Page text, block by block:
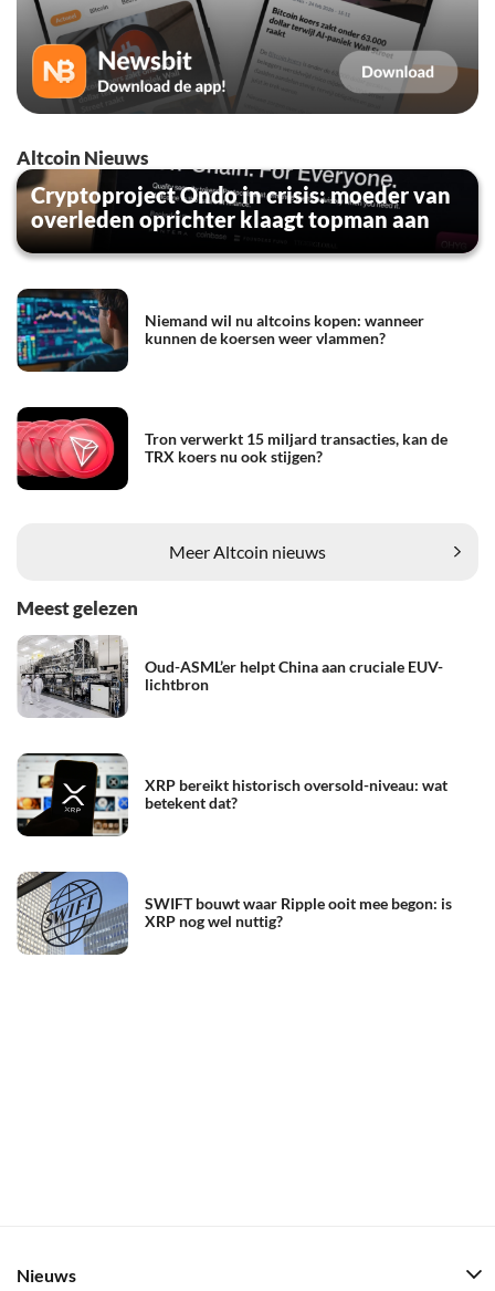
Altcoin Nieuws
Cryptoproject Ondo in crisis: moeder van
overleden oprichter klaagt topman aan
Niemand wil nu altcoins kopen: wanneer
kunnen de koersen weer vlammen?
Tron verwerkt 15 miljard transacties, kan de
TRX koers nu ook stijgen?
Meer Altcoin nieuws
Meest gelezen
Oud-ASML’er helpt China aan cruciale EUV-
lichtbron
XRP bereikt historisch oversold-niveau: wat
betekent dat?
SWIFT bouwt waar Ripple ooit mee begon: is
XRP nog wel nuttig?
Nieuws